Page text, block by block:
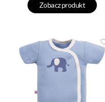
Zobacz produkt